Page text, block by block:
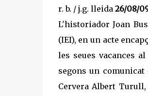
r. b. / j.g. lleida 26/08/
L'historiador Joan
(IEI), en un acte
les seues vacances
segons un
Cervera Albert